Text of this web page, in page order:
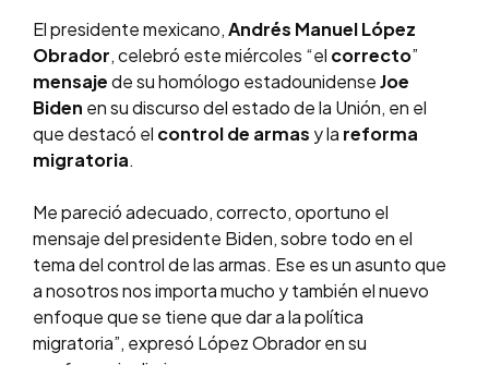
El presidente mexicano,Andrés Manuel López
Obrador, celebró este miércoles “el correcto”
mensajede su homólogo estadounidenseJoe
Biden en su discurso del estado de la Unión, en el
que destacó el control de armas y la reforma
migratoria.
Me pareció adecuado, correcto, oportuno el
mensaje del presidente Biden, sobre todo en el
tema del control de las armas. Ese es un asunto que
a nosotros nos importa mucho y también el nuevo
enfoque que se tiene que dar a la política
migratoria”, expresó López Obrador en su